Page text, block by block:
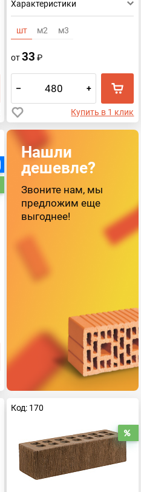
Характеристики
шт м2 м3
от33 ₽
– +
Купить в 1 клик
Есть видео
Распродажа
Нашли
дешевле?
Звоните нам, мы
предложим еще
выгоднее!
Код: 170